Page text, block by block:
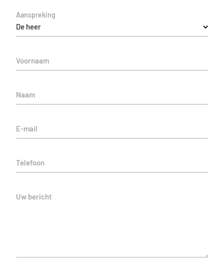
De heer
Aanspreking
Voornaam
Naam
E-mail
Telefoon
Uw bericht